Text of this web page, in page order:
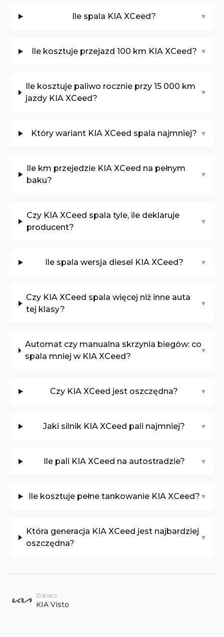
Ile spala KIA XCeed? ▾
Ile kosztuje przejazd 100 km KIA XCeed? ▾
Ile kosztuje paliwo rocznie przy 15 000 km
jazdy KIA XCeed?
▾
Który wariant KIA XCeed spala najmniej? ▾
Ile km przejedzie KIA XCeed na pełnym
baku?
▾
Czy KIA XCeed spala tyle, ile deklaruje
producent?
▾
Ile spala wersja diesel KIA XCeed? ▾
Czy KIA XCeed spala więcej niż inne auta
tej klasy?
▾
Automat czy manualna skrzynia biegów: co
spala mniej w KIA XCeed?
▾
Czy KIA XCeed jest oszczędna? ▾
Jaki silnik KIA XCeed pali najmniej? ▾
Ile pali KIA XCeed na autostradzie? ▾
Ile kosztuje pełne tankowanie KIA XCeed? ▾
Która generacja KIA XCeed jest najbardziej
oszczędna?
▾
Zobacz
KIA Visto